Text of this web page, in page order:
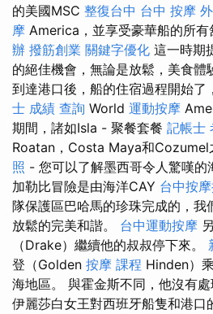
的美國MSC 整復台中 台中 按摩
摩 America，並享受豪華船的所有
辦 撥筋創業 關鍵字優化 這一時期
的絕佳機會，無論是放鬆，美食體
到達港口後，船的住宿過程開始了
士 成績 查詢 World 運動按摩
期間，諸如Isla - 聚餐套餐 記帳士
Roatan，Costa Maya和Cozumel
照 - 您可以了解墨西哥令人驚嘆的
加勒比冒險是由海洋CAY 台中按
隊保護區巴哈馬的珍珠完成的，我
放鬆的完美和諧。 台中運動按摩
（Drake）繼續他的叔叔停下來。
登（Golden 按摩 課程 Hinden）
海地區。 與霍金斯不同，他沒有
伊麗莎白女王對西班牙船隻和港口